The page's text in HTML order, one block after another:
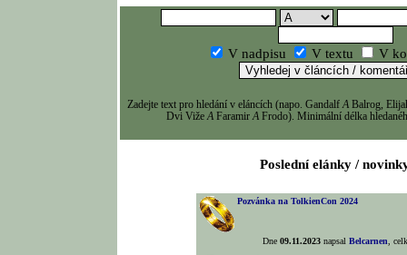
V nadpisu V textu V
Zadejte text pro hledání v eláncích (napo. GandalfA Balrog,
Dvi VižeA FaramirA Frodo). Minimální délka
Poslední elánky /
Pozvánka na TolkienCon 2024
Dne09.11.2023 napsalBelcarnen
,